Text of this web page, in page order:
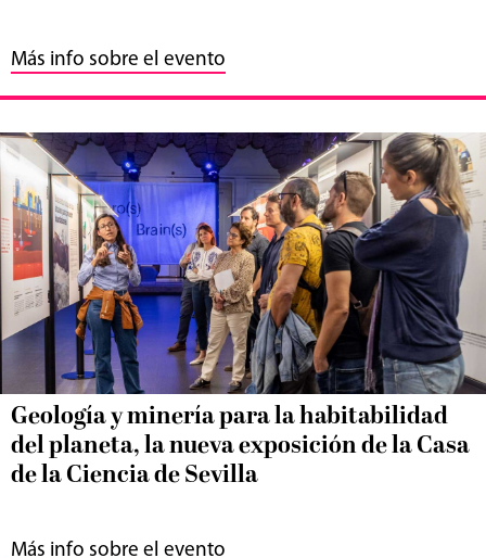
Más info sobre el evento
Geología y minería para la habitabilidad
del planeta, la nueva exposición de la Casa
de la Ciencia de Sevilla
Más info sobre el evento